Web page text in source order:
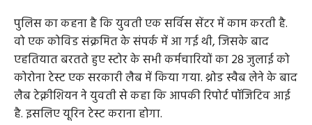
पुलिस का कहना है कि युवती एक सर्विस सेंटर में काम करती है.
वो एक कोविड संक्रमित के संपर्क में आ गई थी, जिसके बाद
एहतियात बरतते हुए स्टोर के सभी कर्मचारियों का 28 जुलाई को
कोरोना टेस्ट एक सरकारी लैब में किया गया. थ्रोड स्वैब लेने के बाद
लैब टेक्नीशियन ने युवती से कहा कि आपकी रिपोर्ट पॉजिटिव आई
है. इसलिए यूरिन टेस्ट कराना होगा.